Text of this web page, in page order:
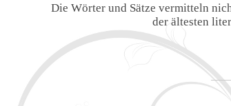
Die Wörter und Sätze vermitteln
der ältesten